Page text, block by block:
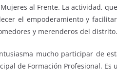
al Frente. La actividad,
el empoderamiento y
y merenderos del distrito.
mucho participar de
de Formación Profesional. Es